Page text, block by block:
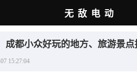
无敌电动
成都小众好玩的地方、旅游景点
15:27:04